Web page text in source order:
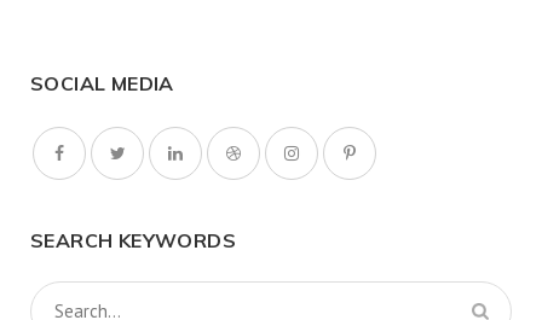
SOCIAL MEDIA
SEARCH KEYWORDS